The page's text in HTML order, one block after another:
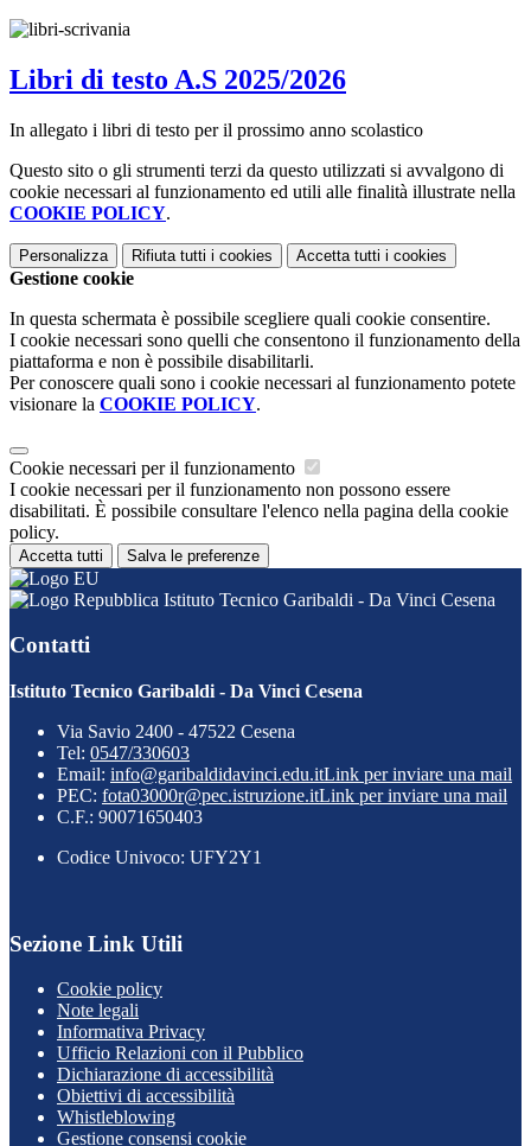
Libri di testo A.S 2025/2026
In allegato i libri di testo per il prossimo anno scolastico
Questo sito o gli strumenti terzi da questo utilizzati si avvalgono di
cookie necessari al funzionamento ed utili alle finalità illustrate nella
COOKIE POLICY.
Personalizza Rifiuta tutti i cookies Accetta tutti i cookies
Gestione cookie
In questa schermata è possibile scegliere quali cookie consentire.
I cookie necessari sono quelli che consentono il funzionamento della
piattaforma e non è possibile disabilitarli.
Per conoscere quali sono i cookie necessari al funzionamento potete
visionare la COOKIE POLICY.
Cookie necessari per il funzionamento
I cookie necessari per il funzionamento non possono essere
disabilitati. È possibile consultare l'elenco nella pagina della cookie
policy.
Accetta tutti Salva le preferenze
Istituto Tecnico Garibaldi - Da Vinci Cesena
Contatti
Istituto Tecnico Garibaldi - Da Vinci Cesena
Via Savio 2400 - 47522 Cesena
Tel: 0547/330603
Email: info@garibaldidavinci.edu.itLink per inviare una mail
PEC: fota03000r@pec.istruzione.itLink per inviare una mail
C.F.: 90071650403
Codice Univoco: UFY2Y1
Sezione Link Utili
Cookie policy
Note legali
Informativa Privacy
Ufficio Relazioni con il Pubblico
Dichiarazione di accessibilità
Obiettivi di accessibilità
Whistleblowing
Gestione consensi cookie